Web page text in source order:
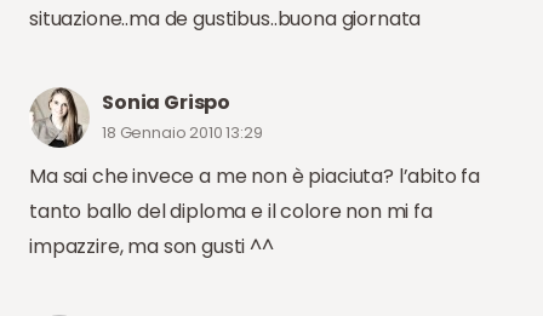
situazione..ma de gustibus..buona giornata
Sonia Grispo
18 Gennaio 2010 13:29
Ma sai che invece a me non è piaciuta? l’abito fa
tanto ballo del diploma e il colore non mi fa
impazzire, ma son gusti ^^